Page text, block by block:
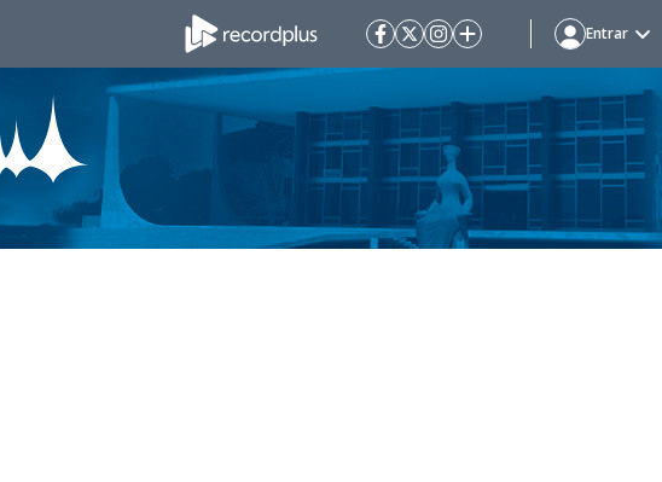
Entrar